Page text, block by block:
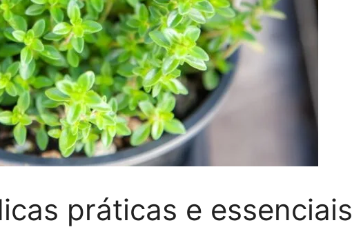
práticas e essenciais